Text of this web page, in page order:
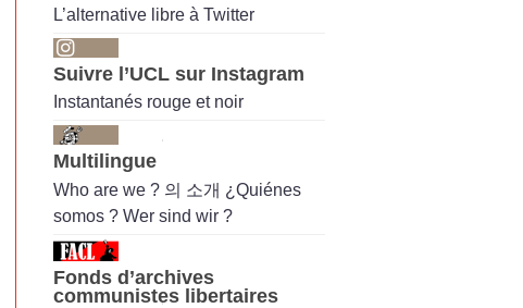
L’alternative libre à Twitter
Suivre l’UCL sur Instagram
Instantanés rouge et noir
Multilingue
Who are we ? 의 소개 ¿Quiénes
somos ? Wer sind wir ?
Fonds d’archives
communistes libertaires